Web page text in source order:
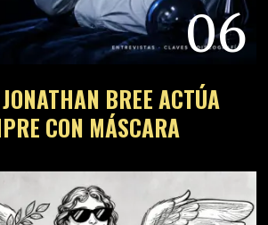
06
BREE ACTÚA
CON MÁSCARA